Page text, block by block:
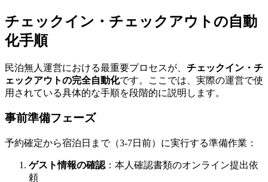
チェックイン・チェックアウトの自動
化手順
民泊無人運営における最重要プロセスが、 チェックイン・チ
ェックアウトの完全自動化です。ここでは、実際の運営で使
用されている具体的な手順を段階的に説明します。
事前準備フェーズ
予約確定から宿泊日まで（3-7日前）に実行する準備作業：
ゲスト情報の確認 ：本人確認書類のオンライン提出依
頼